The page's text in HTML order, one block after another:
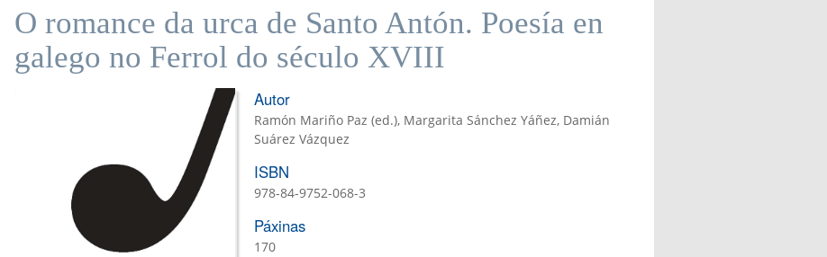
O romance da urca de Santo Antón. Poesía en
galego no Ferrol do século XVIII
Autor
Ramón Mariño Paz (ed.), Margarita Sánchez Yáñez, Damián
Suárez Vázquez
ISBN
978-84-9752-068-3
Páxinas
170